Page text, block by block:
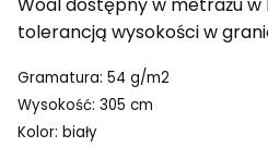
tolerancją wysokości w
Gramatura: 54 g/m2
Wysokość: 305 cm
Kolor: biały